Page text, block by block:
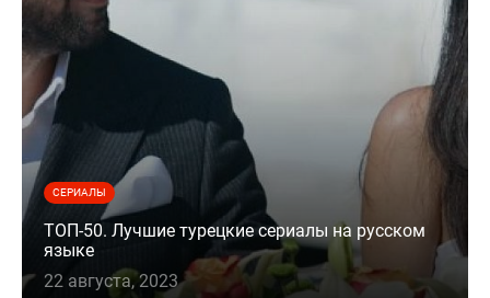
СЕРИАЛЫ
ТОП-50. Лучшие турецкие сериалы на русском
языке
22 августа, 2023